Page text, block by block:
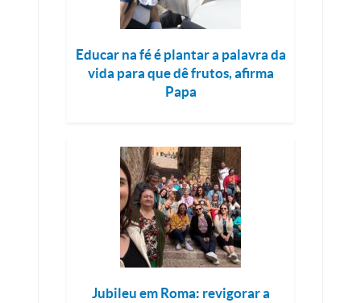
Educar na fé é plantar a palavra da
vida para que dê frutos, afirma
Papa
Jubileu em Roma: revigorar a